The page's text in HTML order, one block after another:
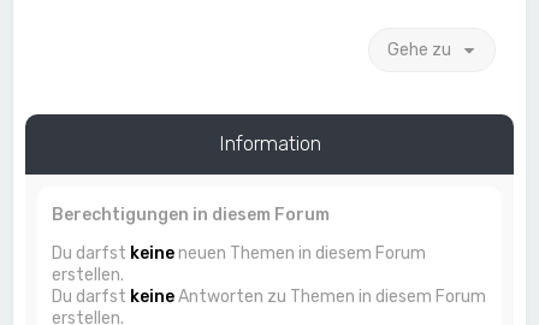
Gehe zu
Information
Berechtigungen in diesem Forum
Du darfst keineneuen Themen in diesem Forum
erstellen.
Du darfst keineAntworten zu Themen in diesem Forum
erstellen.